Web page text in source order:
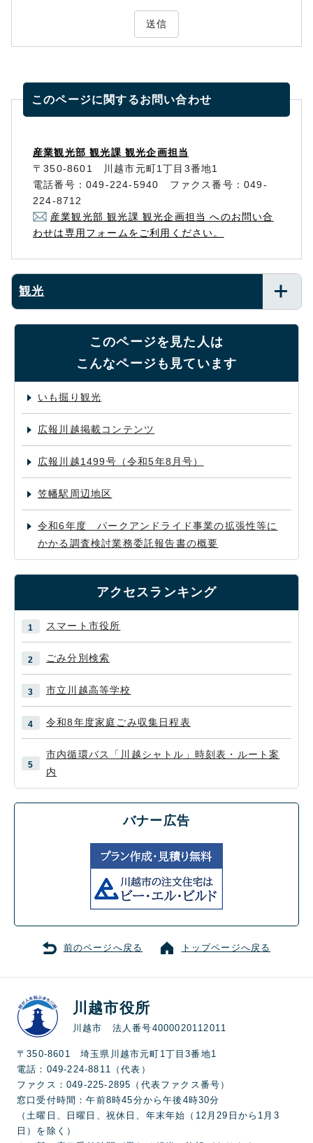
送信
このページに関するお問い合わせ
産業観光部 観光課 観光企画担当
〒350-8601 川越市元町1丁目3番地1
電話番号：049-224-5940 ファクス番号：049-
224-8712
産業観光部 観光課 観光企画担当 へのお問い合
わせは専用フォームをご利用ください。
観光
このページを見た人は
こんなページも見ています
いも掘り観光
広報川越掲載コンテンツ
広報川越1499号（令和5年8月号）
笠幡駅周辺地区
令和6年度 パークアンドライド事業の拡張性等に
かかる調査検討業務委託報告書の概要
アクセスランキング
スマート市役所
ごみ分別検索
市立川越高等学校
令和8年度家庭ごみ収集日程表
市内循環バス「川越シャトル」時刻表・ルート案
内
バナー広告
前のページへ戻る トップページへ戻る
川越市役所
川越市 法人番号4000020112011
〒350-8601 埼玉県川越市元町1丁目3番地1
電話：049-224-8811（代表）
ファクス：049-225-2895（代表ファクス番号）
窓口受付時間：午前8時45分から午後4時30分
（土曜日、日曜日、祝休日、年末年始（12月29日から1月3
日）を除く）